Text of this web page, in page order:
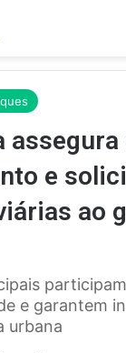
assegura
e
ao
e garantem
urbana